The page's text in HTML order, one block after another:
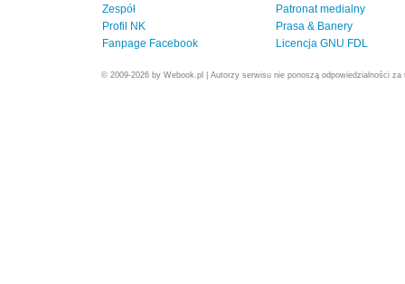
Zespół
Profil NK
Fanpage Facebook
Patronat medialny
Prasa & Banery
Licencja GNU FDL
© 2009-2026 by Webook.pl | Autorzy serwisu nie ponoszą odpowiedzialności